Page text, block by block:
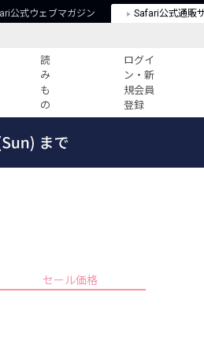
公式ウェブマガジン Safari公式通販
読
み
も
の
ログイ
ン・新
規会員
登録
プライバシーポリシー
セール価格